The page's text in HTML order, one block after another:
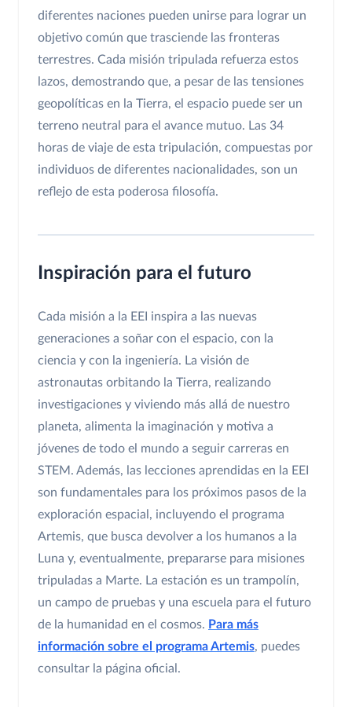
diferentes naciones pueden unirse para lograr un
objetivo común que trasciende las fronteras
terrestres. Cada misión tripulada refuerza estos
lazos, demostrando que, a pesar de las tensiones
geopolíticas en la Tierra, el espacio puede ser un
terreno neutral para el avance mutuo. Las 34
horas de viaje de esta tripulación, compuestas por
individuos de diferentes nacionalidades, son un
reflejo de esta poderosa filosofía.
Inspiración para el futuro
Cada misión a la EEI inspira a las nuevas
generaciones a soñar con el espacio, con la
ciencia y con la ingeniería. La visión de
astronautas orbitando la Tierra, realizando
investigaciones y viviendo más allá de nuestro
planeta, alimenta la imaginación y motiva a
jóvenes de todo el mundo a seguir carreras en
STEM. Además, las lecciones aprendidas en la EEI
son fundamentales para los próximos pasos de la
exploración espacial, incluyendo el programa
Artemis, que busca devolver a los humanos a la
Luna y, eventualmente, prepararse para misiones
tripuladas a Marte. La estación es un trampolín,
un campo de pruebas y una escuela para el futuro
de la humanidad en el cosmos. Para más
información sobre el programa Artemis, puedes
consultar la página oficial.